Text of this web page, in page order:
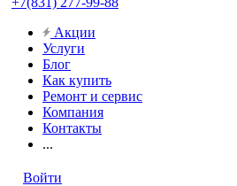
Акции
Услуги
Блог
Как купить
Ремонт и сервис
Компания
Контакты
...
Войти